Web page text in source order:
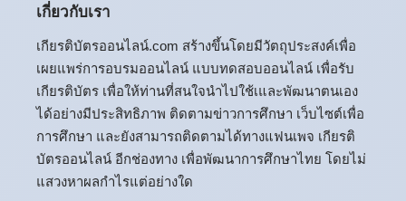
เกี่ยวกับเรา
เกียรติบัตรออนไลน์.com สร้างขึ้นโดยมีวัตถุประสงค์เพื่อ
เผยแพร่การอบรมออนไลน์ แบบทดสอบออนไลน์ เพื่อรับ
เกียรติบัตร เพื่อให้ท่านที่สนใจนำไปใช้เและพัฒนาตนเอง
ได้อย่างมีประสิทธิภาพ ติดตามข่าวการศึกษา เว็บไซต์เพื่อ
การศึกษา และยังสามารถติดตามได้ทางแฟนเพจ เกียรติ
บัตรออนไลน์ อีกช่องทาง เพื่อพัฒนาการศึกษาไทย โดยไม่
แสวงหาผลกำไรแต่อย่างใด